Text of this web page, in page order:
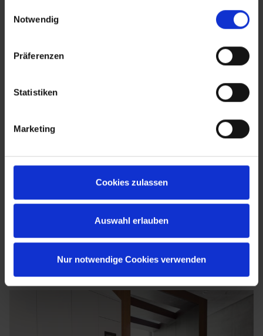
Notwendig
Präferenzen
Statistiken
Marketing
Cookies zulassen
Auswahl erlauben
Nur notwendige Cookies verwenden